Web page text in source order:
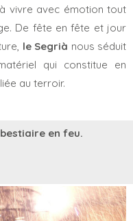
vivre avec émotion tout
De fête en fête et jour
le Segrià nous séduit
qui constitue en
au terroir.
en feu.